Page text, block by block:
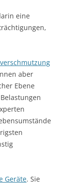
eine
aber
Ebene
Geräte. Sie